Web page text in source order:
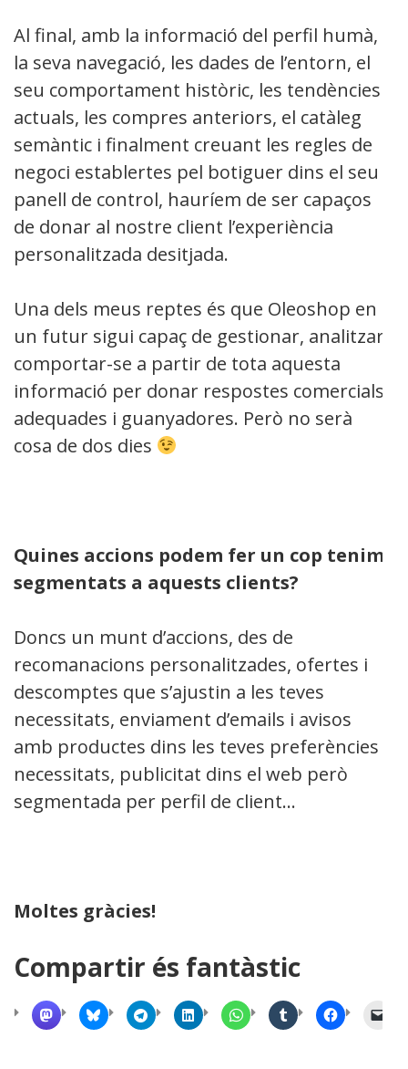
Al final, amb la informació del perfil humà,
la seva navegació, les dades de l’entorn, el
seu comportament històric, les tendències
actuals, les compres anteriors, el catàleg
semàntic i finalment creuant les regles de
negoci establertes pel botiguer dins el seu
panell de control, hauríem de ser capaços
de donar al nostre client l’experiència
personalitzada desitjada.
Una dels meus reptes és que Oleoshop en
un futur sigui capaç de gestionar, analitzar i
comportar-se a partir de tota aquesta
informació per donar respostes comercials
adequades i guanyadores. Però no serà
cosa de dos dies
Quines accions podem fer un cop tenim
segmentats a aquests clients?
Doncs un munt d’accions, des de
recomanacions personalitzades, ofertes i
descomptes que s’ajustin a les teves
necessitats, enviament d’emails i avisos
amb productes dins les teves preferències o
necessitats, publicitat dins el web però
segmentada per perfil de client…
Moltes gràcies!
Compartir és fantàstic